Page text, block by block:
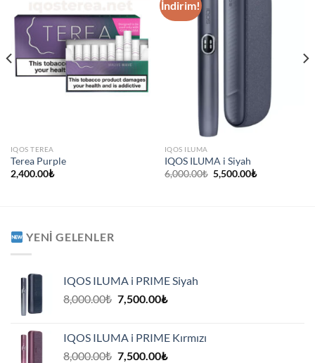
IQOS TEREA
Terea Purple
2,400.00₺
İndirim!
IQOS ILUMA
IQOS ILUMA i Siyah
6,000.00₺ Orijinal
fiyat:
5,500.00₺Şu
YENI GELENLER
IQOS ILUMA i PRIME Siyah
8,000.00₺ Orijinal
7,500.00₺Şu
7,500.00₺.
IQOS ILUMA i PRIME Kırmızı
8,000.00₺ Orijinal
7,500.00₺Şu